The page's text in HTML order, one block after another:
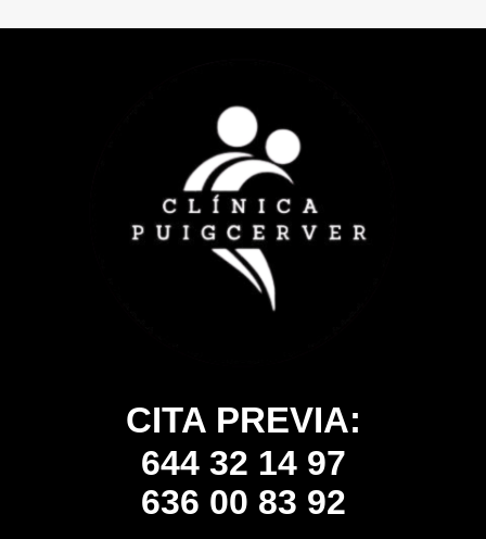
CITA PREVIA:
644 32 14 97
636 00 83 92